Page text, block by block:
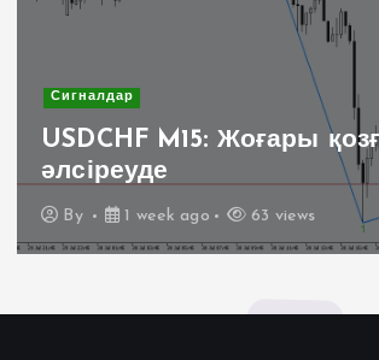
Сигналдар
USDCHF M15: Жоғары
әлсіреуде
By 1 week ago 63 views